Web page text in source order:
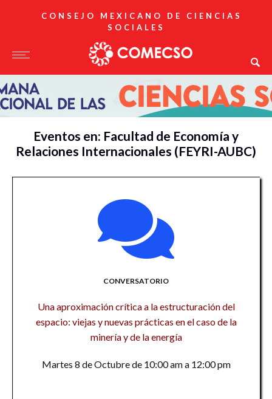
CONSEJO MEXICANO DE CIENCIAS
SOCIALES
Eventos en: Facultad de Economía y
Relaciones Internacionales (FEYRI-AUBC)
CONVERSATORIO
Una aproximación crítica a la estructuración del
espacio: viejas y nuevas prácticas en el caso de la
minería y de la energía
Martes 8 de Octubre de 10:00 am a 12:00 pm